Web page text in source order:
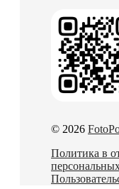
© 2026
Политика в